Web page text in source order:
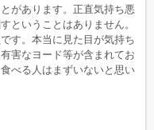
があります。正直気持ち悪
ということはありません。
す。本当に見た目が気持ち
害なヨード等が含まれてお
べる人はまずいないと思い